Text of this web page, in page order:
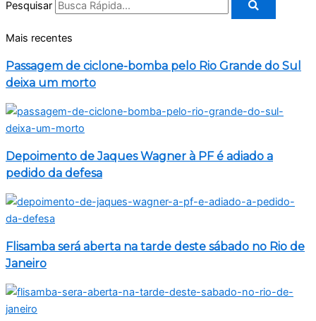
Pesquisar
Mais recentes
Passagem de ciclone-bomba pelo Rio Grande do Sul
deixa um morto
Depoimento de Jaques Wagner à PF é adiado a
pedido da defesa
Flisamba será aberta na tarde deste sábado no Rio de
Janeiro